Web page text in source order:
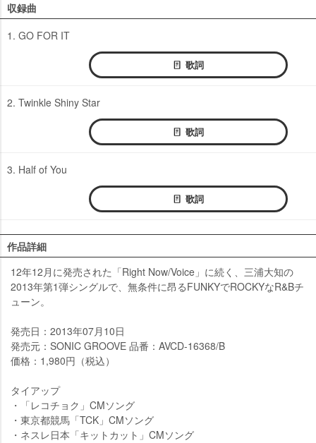
収録曲
1. GO FOR IT
歌詞
2. Twinkle Shiny Star
歌詞
3. Half of You
歌詞
作品詳細
12年12月に発売された「Right Now/Voice」に続く、三浦大知の
2013年第1弾シングルで、無条件に昂るFUNKYでROCKYなR&Bチ
ューン。
発売日：2013年07月10日
発売元：SONIC GROOVE 品番：AVCD-16368/B
価格：1,980円（税込）
タイアップ
・「レコチョク」CMソング
・東京都競馬「TCK」CMソング
・ネスレ日本「キットカット」CMソング